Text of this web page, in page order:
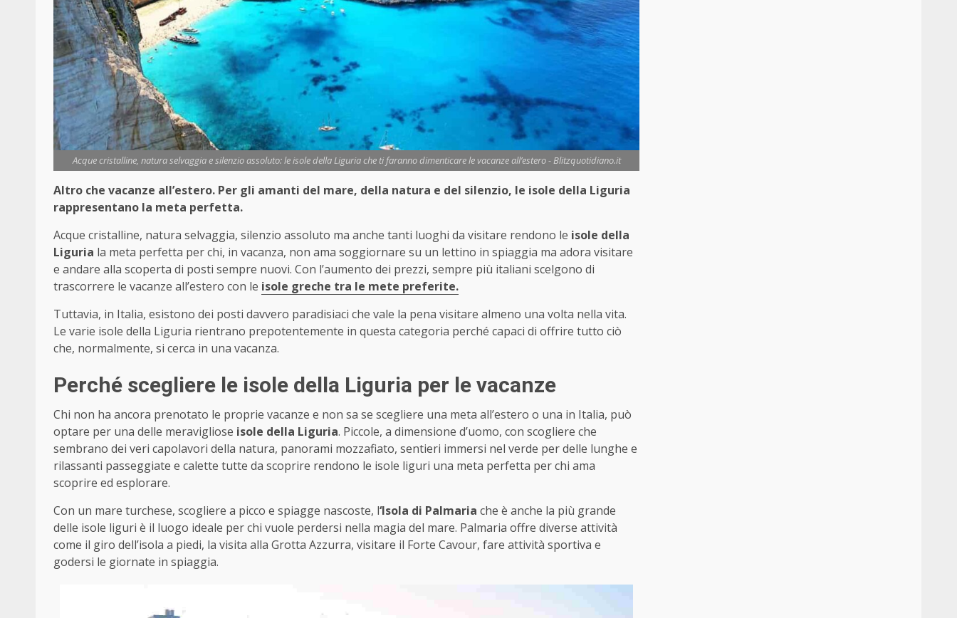
Acque cristalline, natura selvaggia e silenzio assoluto: le isole della Liguria che ti faranno dimenticare le vacanze all’estero - Blitzquotidiano.it
Altro che vacanze all’estero. Per gli amanti del mare, della natura e del silenzio, le isole della Liguria
rappresentano la meta perfetta.
Acque cristalline, natura selvaggia, silenzio assoluto ma anche tanti luoghi da visitare rendono le isole della
Liguria la meta perfetta per chi, in vacanza, non ama soggiornare su un lettino in spiaggia ma adora visitare
e andare alla scoperta di posti sempre nuovi. Con l’aumento dei prezzi, sempre più italiani scelgono di
trascorrere le vacanze all’estero con le isole greche tra le mete preferite.
Tuttavia, in Italia, esistono dei posti davvero paradisiaci che vale la pena visitare almeno una volta nella vita.
Le varie isole della Liguria rientrano prepotentemente in questa categoria perché capaci di offrire tutto ciò
che, normalmente, si cerca in una vacanza.
Perché scegliere le isole della Liguria per le vacanze
Chi non ha ancora prenotato le proprie vacanze e non sa se scegliere una meta all’estero o una in Italia, può
optare per una delle meravigliose isole della Liguria. Piccole, a dimensione d’uomo, con scogliere che
sembrano dei veri capolavori della natura, panorami mozzafiato, sentieri immersi nel verde per delle lunghe e
rilassanti passeggiate e calette tutte da scoprire rendono le isole liguri una meta perfetta per chi ama
scoprire ed esplorare.
Con un mare turchese, scogliere a picco e spiagge nascoste, l‘Isola di Palmaria che è anche la più grande
delle isole liguri è il luogo ideale per chi vuole perdersi nella magia del mare. Palmaria offre diverse attività
come il giro dell’isola a piedi, la visita alla Grotta Azzurra, visitare il Forte Cavour, fare attività sportiva e
godersi le giornate in spiaggia.